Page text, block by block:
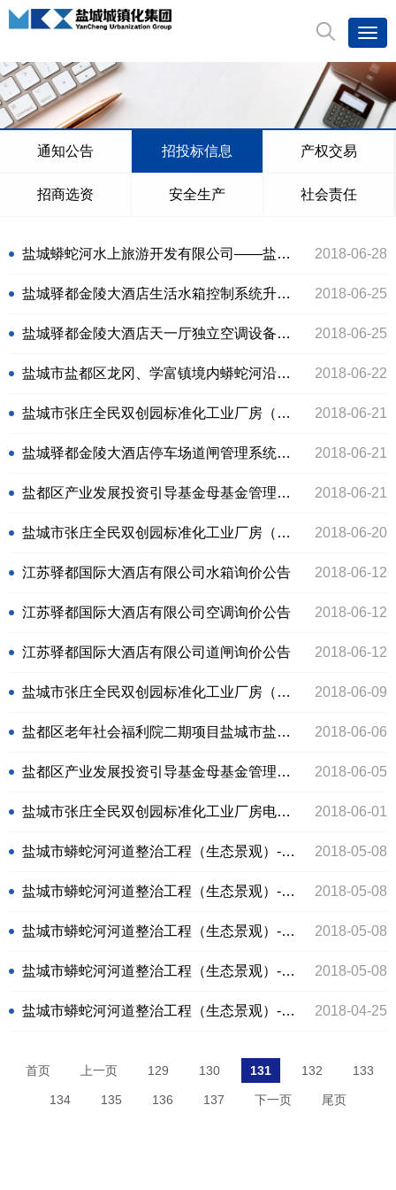
通知公告 招投标信息 产权交易
招商选资 安全生产 社会责任
盐城蟒蛇河水上旅游开发有限公司――盐城市蟒蛇河湿地生态旅游项目指挥部建设工程 2018-06-28
盐城驿都金陵大酒店生活水箱控制系统升级更新询价结果公示 2018-06-25
盐城驿都金陵大酒店天一厅独立空调设备询价结果公示 2018-06-25
盐城市盐都区龙冈、学富镇境内蟒蛇河沿岸部分地块地形图测绘服务招标公告 2018-06-22
盐城市张庄全民双创园标准化工业厂房（一期）幕墙工程 2018-06-21
盐城驿都金陵大酒店停车场道闸管理系统询价结果公示 2018-06-21
盐都区产业发展投资引导基金母基金管理人招募公告（二次） 2018-06-21
盐城市张庄全民双创园标准化工业厂房（二期）测绘服务项目竞争性谈判结果公示 2018-06-20
江苏驿都国际大酒店有限公司水箱询价公告 2018-06-12
江苏驿都国际大酒店有限公司空调询价公告 2018-06-12
江苏驿都国际大酒店有限公司道闸询价公告 2018-06-12
盐城市张庄全民双创园标准化工业厂房（二期）测绘服务项目竞争性谈判邀请公告 2018-06-09
盐都区老年社会福利院二期项目盐城市盐都区老年社会福利院二期工程 2018-06-06
盐都区产业发展投资引导基金母基金管理人招募公告 2018-06-05
盐城市张庄全民双创园标准化工业厂房电梯采购项目 2018-06-01
盐城市蟒蛇河河道整治工程（生态景观）-示范段（桂花A、香樟B）采购项目中标结果公示 2018-05-08
盐城市蟒蛇河河道整治工程（生态景观）-示范段（香樟A）采购项目中标结果公示 2018-05-08
盐城市蟒蛇河河道整治工程（生态景观）-示范段（沙朴B）采购项目中标结果公示 2018-05-08
盐城市蟒蛇河河道整治工程（生态景观）-示范段（沙朴A）采购项目中标结果公示 2018-05-08
盐城市蟒蛇河河道整治工程（生态景观）-示范段（桂花A、香樟B）采购项目中标结果公示 2018-04-25
首页 上一页 129 130 131 132 133
134 135 136 137 下一页 尾页